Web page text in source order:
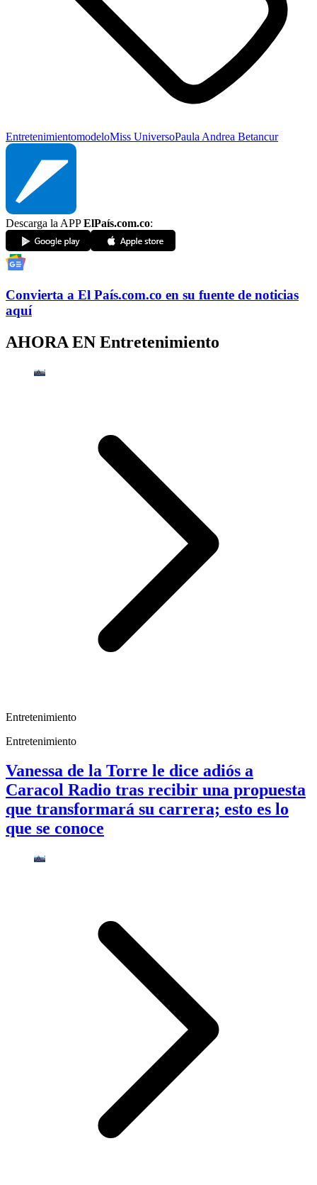
EntretenimientomodeloMiss UniversoPaula Andrea Betancur
Descarga la APPElPaís.com.co:
Convierta a El País.com.co en su fuente de noticias
aquí
AHORA EN Entretenimiento
Entretenimiento
Entretenimiento
Vanessa de la Torre le dice adiós a
Caracol Radio tras recibir una propuesta
que transformará su carrera; esto es lo
que se conoce